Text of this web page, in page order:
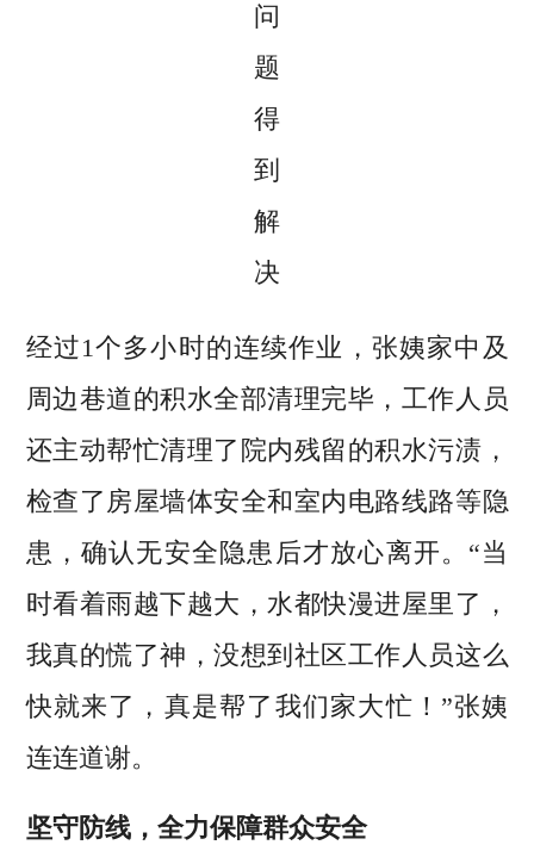
问
题
得
到
解
决
经过1个多小时的连续作业，张姨家中及
周边巷道的积水全部清理完毕，工作人员
还主动帮忙清理了院内残留的积水污渍，
检查了房屋墙体安全和室内电路线路等隐
患，确认无安全隐患后才放心离开。“当
时看着雨越下越大，水都快漫进屋里了，
我真的慌了神，没想到社区工作人员这么
快就来了，真是帮了我们家大忙！”张姨
连连道谢。
坚守防线，全力保障群众安全